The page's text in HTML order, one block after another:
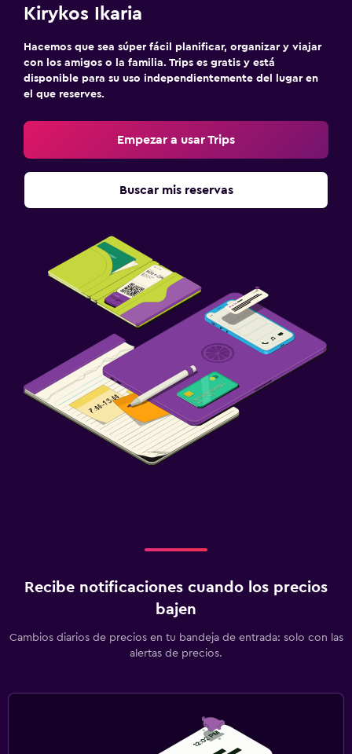
Kirykos Ikaria
Hacemos que sea súper fácil planificar, organizar y viajar
con los amigos o la familia. Trips es gratis y está
disponible para su uso independientemente del lugar en
el que reserves.
Empezar a usar Trips
Buscar mis reservas
Recibe notificaciones cuando los precios
bajen
Cambios diarios de precios en tu bandeja de entrada: solo con las
alertas de precios.